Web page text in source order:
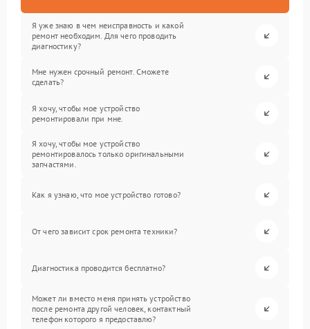
Я уже знаю в чем неисправность и какой
ремонт необходим. Для чего проводить
диагностику?
Мне нужен срочный ремонт. Сможете
сделать?
Я хочу, чтобы мое устройство
ремонтировали при мне.
Я хочу, чтобы мое устройство
ремонтировалось только оригинальными
запчастями.
Как я узнаю, что мое устройство готово?
От чего зависит срок ремонта техники?
Диагностика проводится бесплатно?
Может ли вместо меня принять устройство
после ремонта другой человек, контактный
телефон которого я предоставлю?